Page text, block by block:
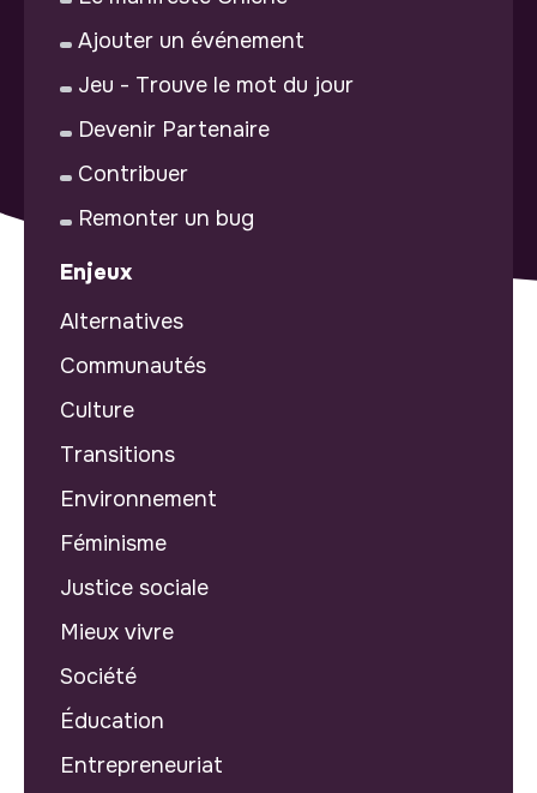
Ajouter un événement
Jeu - Trouve le mot du jour
Devenir Partenaire
Contribuer
Remonter un bug
Enjeux
Alternatives
Communautés
Culture
Transitions
Environnement
Féminisme
Justice sociale
Mieux vivre
Société
Éducation
Entrepreneuriat